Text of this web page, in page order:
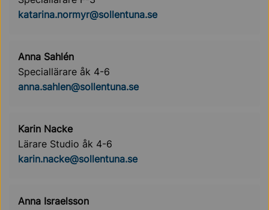
katarina.normyr@sollentuna.se
Anna Sahlén
Speciallärare åk 4-6
anna.sahlen@sollentuna.se
Karin Nacke
Lärare Studio åk 4-6
karin.nacke@sollentuna.se
Anna Israelsson